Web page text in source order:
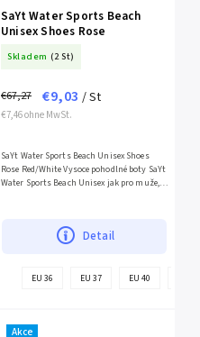
SaYt Water Sports Beach
Unisex Shoes Rose
Skladem (2 St)
€7,46 ohne MwSt.
€67,27 €9,03 / St
Detail
SaYt Water Sports Beach Unisex Shoes
Rose Red/White Vysoce pohodlné boty SaYt
Water Sports Beach Unisex jak pro muže,
EU 36 EU 37 EU 40
Akce